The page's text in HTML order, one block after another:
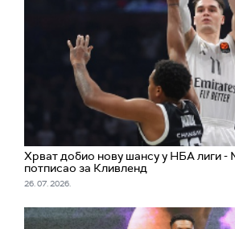
Хрват добио нову шансу у НБА лиги
потписао за Кливленд
26. 07. 2026.